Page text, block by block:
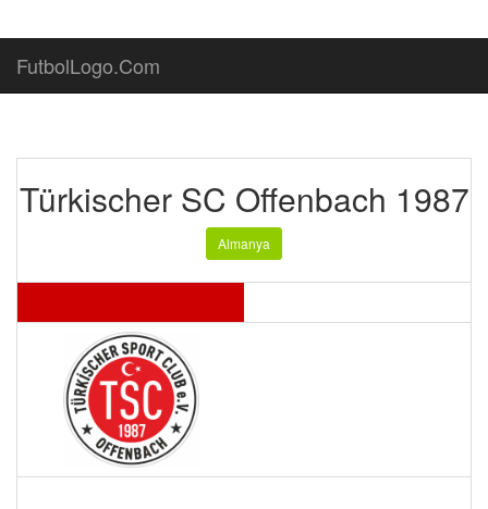
FutbolLogo.Com
Türkischer SC Offenbach 1987
Almanya